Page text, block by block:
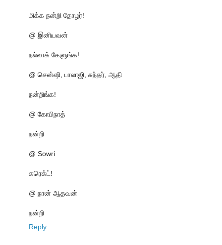
மிக்க நன்றி தோழர்!
@ இனியவன்
நல்லாக் கேளுங்க!
@ சென்ஷி, பாலாஜி, சுந்தர், ஆதி
நன்றிங்க!
@ கோபிநாத்
நன்றி
@ Sowri
கரெக்ட்!
@ நான் ஆதவன்
நன்றி
Reply